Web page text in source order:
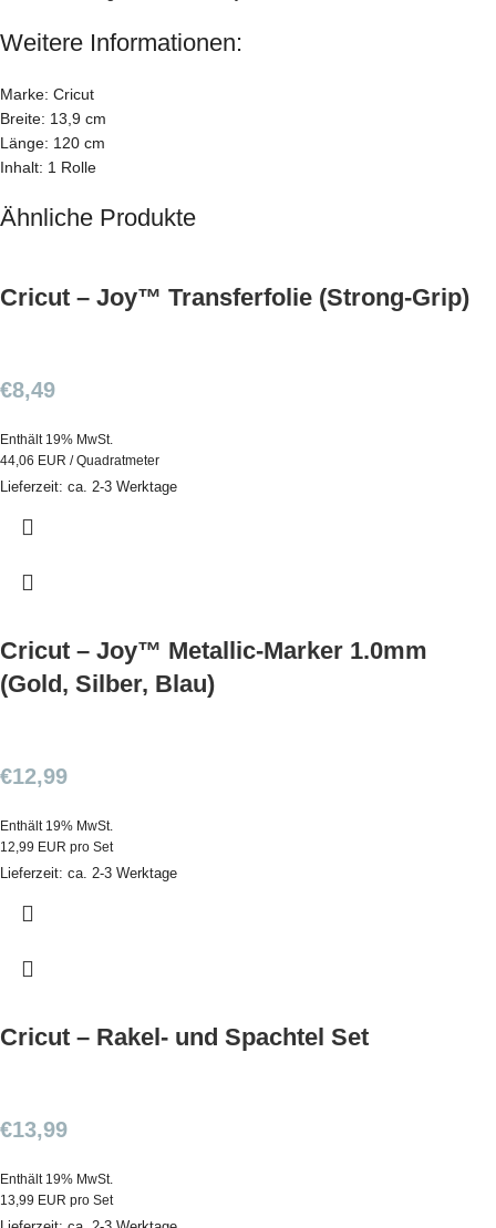
Weitere Informationen:
Marke: Cricut
Breite: 13,9 cm
Länge: 120 cm
Inhalt: 1 Rolle
Ähnliche Produkte
Cricut – Joy™ Transferfolie (Strong-Grip)
€8,49
Enthält 19% MwSt.
44,06 EUR / Quadratmeter
Lieferzeit: ca. 2-3 Werktage
Cricut – Joy™ Metallic-Marker 1.0mm
(Gold, Silber, Blau)
€12,99
Enthält 19% MwSt.
12,99 EUR pro Set
Lieferzeit: ca. 2-3 Werktage
Cricut – Rakel- und Spachtel Set
€13,99
Enthält 19% MwSt.
13,99 EUR pro Set